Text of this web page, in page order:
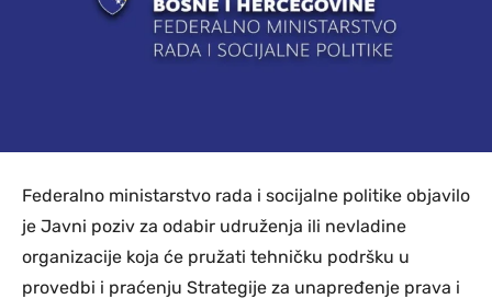
Federalno ministarstvo rada i socijalne politike objavilo
je Javni poziv za odabir udruženja ili nevladine
organizacije koja će pružati tehničku podršku u
provedbi i praćenju Strategije za unapređenje prava i